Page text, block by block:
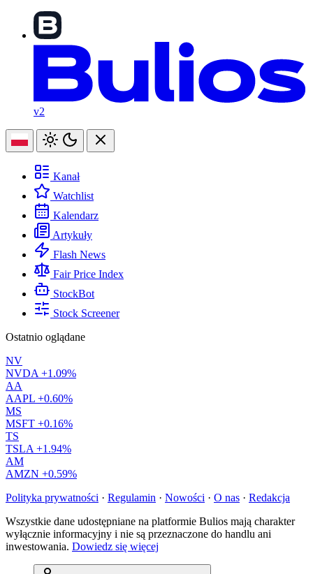
v2
Kanał
Watchlist
Kalendarz
Artykuły
Flash News
Fair Price Index
StockBot
Stock Screener
Ostatnio oglądane
NV
NVDA +1.09%
AA
AAPL +0.60%
MS
MSFT +0.16%
TS
TSLA +1.94%
AM
AMZN +0.59%
Polityka prywatności · Regulamin · Nowości · O nas · Redakcja
Wszystkie dane udostępniane na platformie Bulios mają charakter
wyłącznie informacyjny i nie są przeznaczone do handlu ani
inwestowania. Dowiedz się więcej